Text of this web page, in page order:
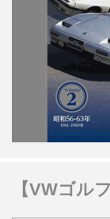
【VWゴル